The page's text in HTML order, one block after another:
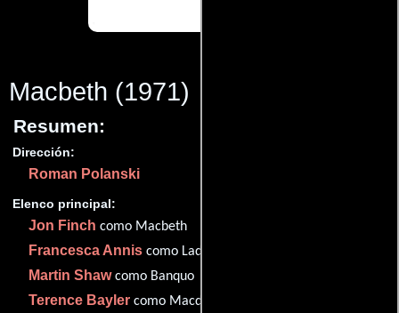
Macbeth (1971)
Resumen:
Dirección:
Roman Polanski
Elenco principal:
Jon Finch como Macbeth
Francesca Annis como Lady Macbeth
Martin Shawcomo Banquo
Terence Bayler como Macduff